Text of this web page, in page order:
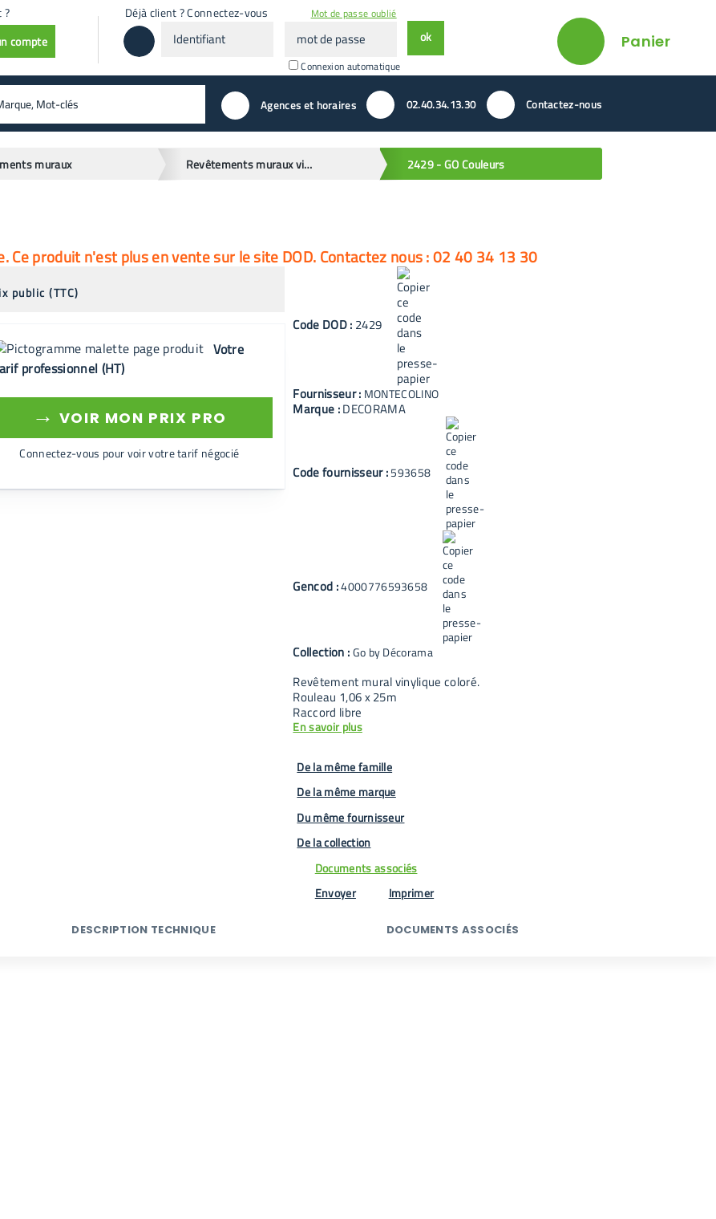
?
compte
Déjà client ? Connectez-vous
passeConnexion automatique
Mot de passe oublié
ok Panier
valider Agences et horaires 02.40.34.13.30 Contactez-nous
muraux Revêtements muraux vinyliques 2429 - GO Couleurs
produit n'est plus en vente sur le site DOD. Contactez nous : 02 40 34 13 30
public (TTC)
Votre
professionnel (HT)
→ VOIR MON PRIX PRO
Connectez-vous pour voir votre tarif négocié
Code DOD: 2429
Fournisseur : MONTECOLINO
Marque :DECORAMA
Code fournisseur :593658
Gencod :4000776593658
Collection :Go by Décorama
Revêtement mural vinylique coloré.
Rouleau 1,06 x 25m
Raccord libre
En savoir plus
De la même famille
De la même marque
Du même fournisseur
De la collection
Documents associés
Envoyer
Imprimer
DESCRIPTION TECHNIQUE DOCUMENTS ASSOCIÉS